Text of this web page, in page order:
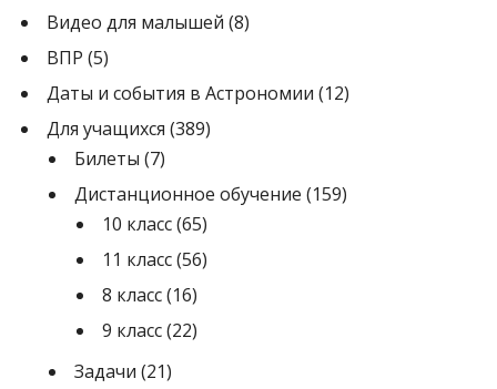
Видео для малышей (8)
ВПР (5)
Даты и события в Астрономии (12)
Для учащихся (389)
Билеты (7)
Дистанционное обучение (159)
10 класс(65)
11 класс(56)
8 класс(16)
9 класс(22)
Задачи (21)